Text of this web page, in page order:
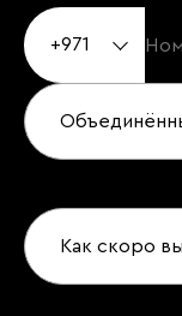
+971